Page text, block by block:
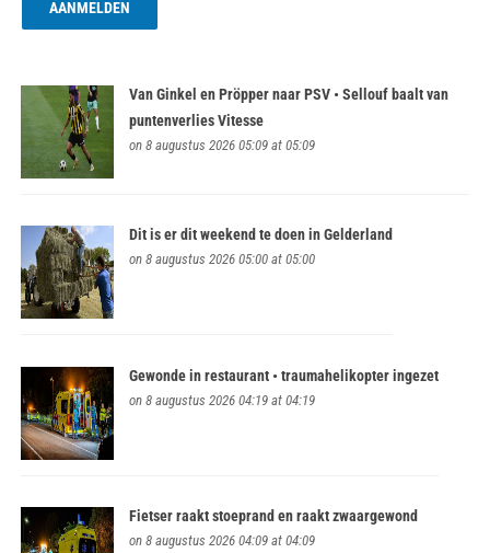
Van Ginkel en Pröpper naar PSV • Sellouf baalt van
puntenverlies Vitesse
on 8 augustus 2026 05:09 at 05:09
Dit is er dit weekend te doen in Gelderland
on 8 augustus 2026 05:00 at 05:00
Gewonde in restaurant • traumahelikopter ingezet
on 8 augustus 2026 04:19 at 04:19
Fietser raakt stoeprand en raakt zwaargewond
on 8 augustus 2026 04:09 at 04:09